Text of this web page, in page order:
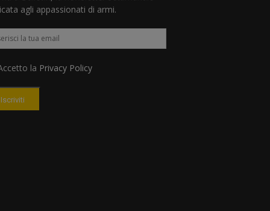
agli appassionati di armi.
la Privacy Policy
Iscriviti